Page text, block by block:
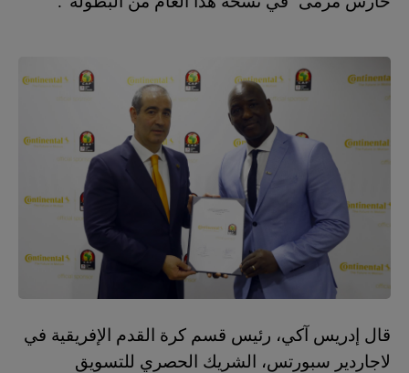
قال إدريس آكي، رئيس قسم كرة القدم الإفريقية في
لاجاردير سبورتس، الشريك الحصري للتسويق